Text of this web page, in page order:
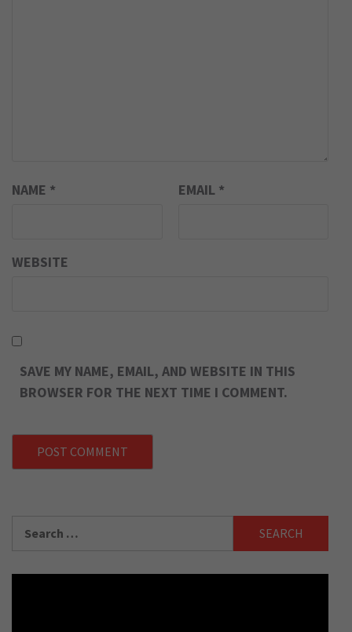
NAME * EMAIL *
WEBSITE
SAVE MY NAME, EMAIL, AND WEBSITE IN THIS
BROWSER FOR THE NEXT TIME I COMMENT.
for: